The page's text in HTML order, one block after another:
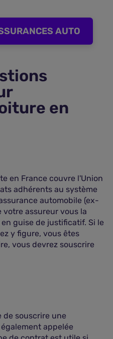
AUTO
en
en France couvre l'Union
adhérents au système
automobile (ex-
assureur vous la
guise de justificatif. Si le
y figure, vous êtes
vous devrez souscrire
de souscrire une
appelée